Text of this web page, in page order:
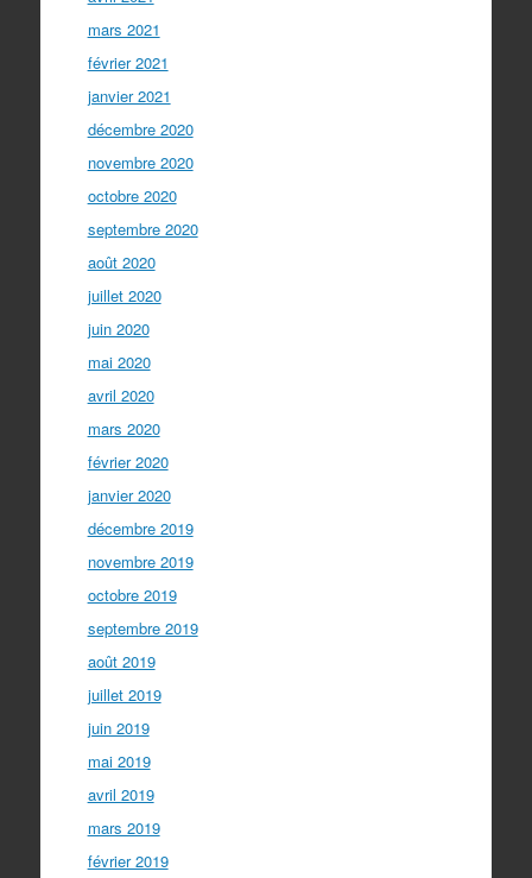
mars 2021
février 2021
janvier 2021
décembre 2020
novembre 2020
octobre 2020
septembre 2020
août 2020
juillet 2020
juin 2020
mai 2020
avril 2020
mars 2020
février 2020
janvier 2020
décembre 2019
novembre 2019
octobre 2019
septembre 2019
août 2019
juillet 2019
juin 2019
mai 2019
avril 2019
mars 2019
février 2019